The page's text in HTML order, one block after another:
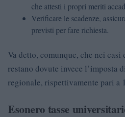
che attesti i propri meriti
Verificare le scadenze,
previsti per fare richiesta.
Va detto, comunque, che nei
restano dovute invece l’imposta
regionale, rispettivamente pari a
Esonero tasse